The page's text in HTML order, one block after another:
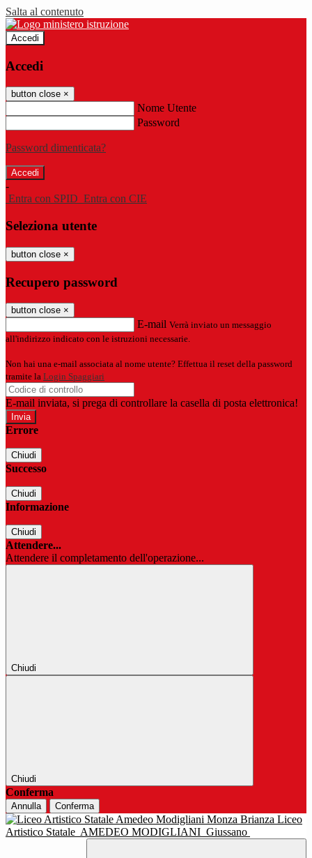
Salta al contenuto
Accedi
Accedi
button close ×
Nome Utente
Password
Password dimenticata?
-
Entra con SPID Entra con CIE
Seleziona utente
button close ×
Recupero password
button close ×
E-mail Verrà inviato un messaggio
all'indirizzo indicato con le istruzioni necessarie.
Non hai una e-mail associata al nome utente? Effettua il reset della password
tramite la Login Spaggiari
E-mail inviata, si prega di controllare la casella di posta elettronica!
Errore
Chiudi
Successo
Chiudi
Informazione
Chiudi
Attendere...
Attendere il completamento dell'operazione...
Chiudi
Chiudi
Conferma
Annulla Conferma
Liceo
Artistico Statale AMEDEO MODIGLIANI Giussano